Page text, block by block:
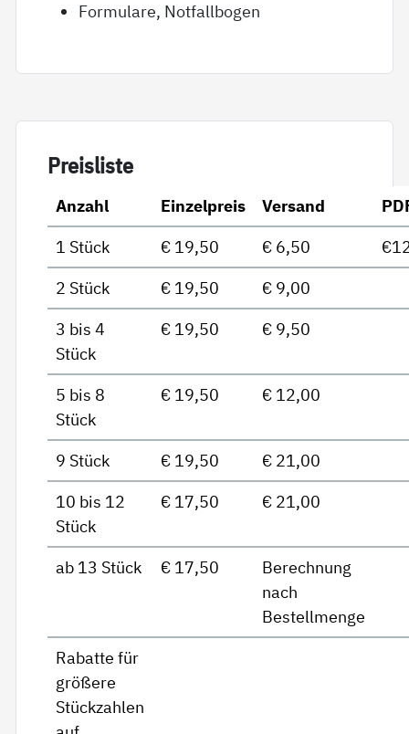
Formulare, Notfallbogen
Preis­lis­te
Anzahl Einzelpreis Versand
1 Stück
€ 19,50 € 6,50
2 Stück
€ 19,50
€ 9,00
3 bis 4
Stück
€ 19,50 € 9,50
5 bis 8
Stück
€ 19,50 € 12,00
9 Stück € 19,50
€ 21,00
10 bis 12
Stück
€ 17,50 € 21,00
ab 13 Stück € 17,50
Berechnung
nach
Bestellmenge
Rabatte für
größere
Stückzahlen